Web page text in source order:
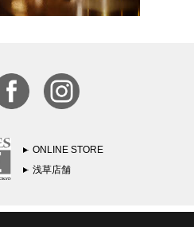
ONLINE STORE
浅草店舗